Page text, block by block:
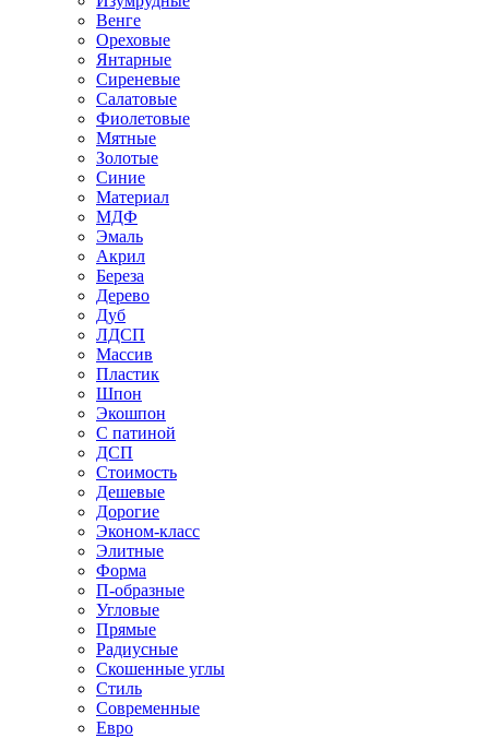
Венге
Ореховые
Янтарные
Сиреневые
Салатовые
Фиолетовые
Мятные
Золотые
Синие
Материал
МДФ
Эмаль
Акрил
Береза
Дерево
Дуб
ЛДСП
Массив
Пластик
Шпон
Экошпон
С патиной
ДСП
Стоимость
Дешевые
Дорогие
Эконом-класс
Элитные
Форма
П-образные
Угловые
Прямые
Радиусные
Скошенные углы
Стиль
Современные
Евро